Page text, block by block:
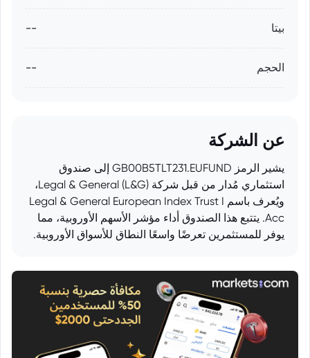
بيتا --
الحجم --
عن الشركة
يشير الرمز GB00B5TLT231.EUFUND إلى صندوق
استثماري مُدار من قبل شركة Legal & General (L&G)،
ويُعرف باسم Legal & General European Index Trust I
Acc. يتتبع هذا الصندوق أداء مؤشر الأسهم الأوروبية، مما
يوفر للمستثمرين تعرضًا واسعًا النطاق للأسواق الأوروبية.